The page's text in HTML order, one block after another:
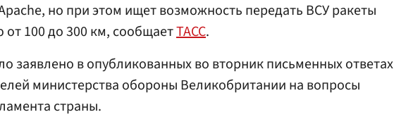
но при этом ищет возможность передать ВСУ ракеты
от 100 до 300 км, сообщаетТАСС.
заявлено в опубликованных во вторник письменных ответах
министерства обороны Великобритании на вопросы
страны.